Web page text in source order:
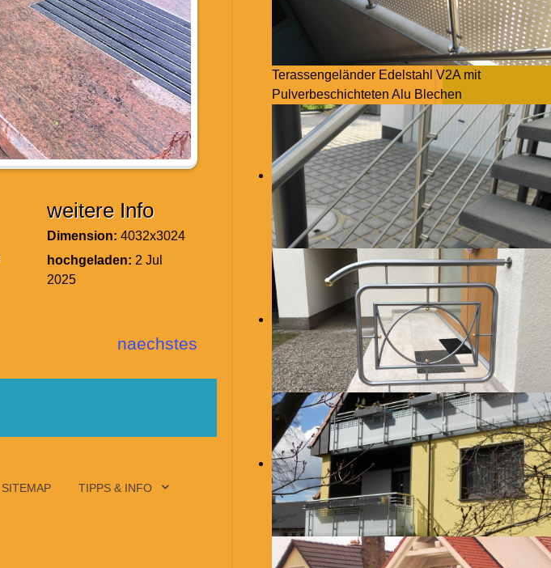
weitere Info
Dimension:4032x3024
hochgeladen: 2 Jul
2025
naechstes
SITEMAP TIPPS & INFO
Terassengeländer Edelstahl V2A mit
Pulverbeschichteten Alu Blechen